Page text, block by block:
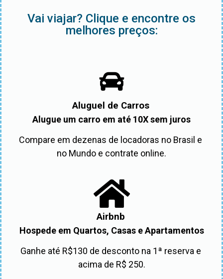
Vai viajar? Clique e encontre os
melhores preços:
Aluguel de Carros
Alugue um carro em até 10X sem juros
Compare em dezenas de locadoras no Brasil e
no Mundo e contrate online.
Airbnb
Hospede em Quartos, Casas e Apartamentos
Ganhe até R$130 de desconto na 1ª reserva e
acima de R$ 250.